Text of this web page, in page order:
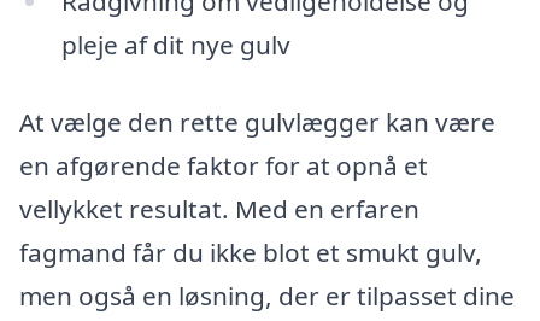
pleje af dit nye gulv
At vælge den rette gulvlægger kan være
en afgørende faktor for at opnå et
vellykket resultat. Med en erfaren
fagmand får du ikke blot et smukt gulv,
men også en løsning, der er tilpasset dine